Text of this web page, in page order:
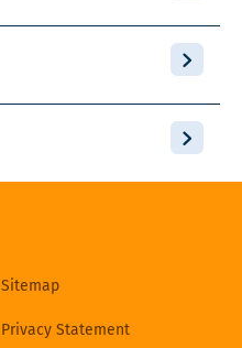
Sitemap
Privacy Statement